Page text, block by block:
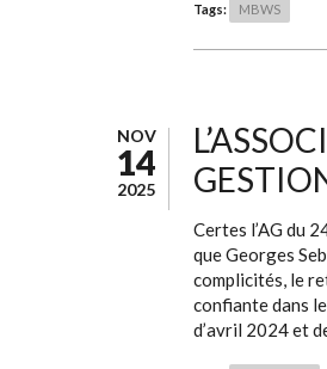
Tags: MBWS
NOV
14
2025
Certes l’AG du
que Georges
complicités, le
confiante dans
d’avril 2024 et